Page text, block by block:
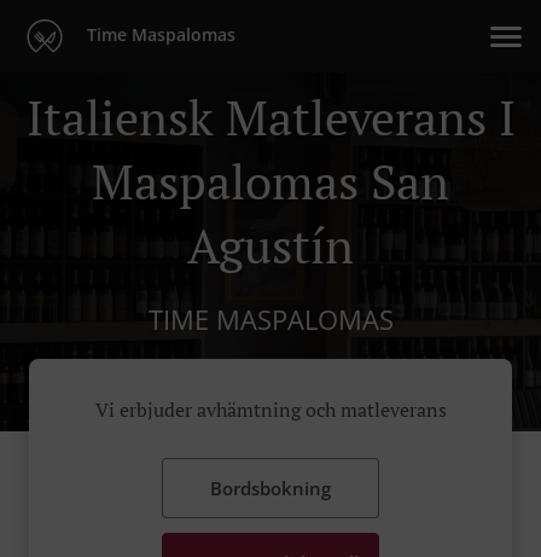
Time Maspalomas
Italiensk Matleverans I
Maspalomas San
Agustín
TIME MASPALOMAS
Vi erbjuder avhämtning och matleverans
Bordsbokning